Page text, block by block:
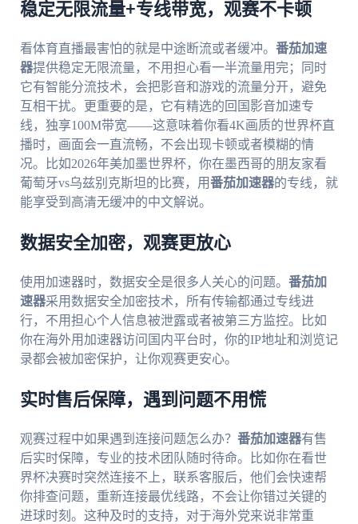
稳定无限流量+专线带宽，观赛不卡顿
看体育直播最害怕的就是中途断流或者缓冲。 番茄加速
器提供稳定无限流量，不用担心看一半流量用完；同时
它有智能分流技术，会把影音和游戏的流量分开，避免
互相干扰。更重要的是，它有精选的回国影音加速专
线，独享100M带宽——这意味着你看4K画质的世界杯直
播时，画面会一直流畅，不会出现卡顿或者模糊的情
况。比如2026年美加墨世界杯，你在墨西哥的朋友家看
葡萄牙vs乌兹别克斯坦的比赛，用番茄加速器的专线，就
能享受到高清无缓冲的中文解说。
数据安全加密，观赛更放心
使用加速器时，数据安全是很多人关心的问题。 番茄加
速器采用数据安全加密技术，所有传输都通过专线进
行，不用担心个人信息被泄露或者被第三方监控。比如
你在海外用加速器访问国内平台时，你的IP地址和浏览记
录都会被加密保护，让你观赛更安心。
实时售后保障，遇到问题不用慌
观赛过程中如果遇到连接问题怎么办？ 番茄加速器有售
后实时保障，专业的技术团队随时待命。比如你在看世
界杯决赛时突然连接不上，联系客服后，他们会快速帮
你排查问题，重新连接最优线路，不会让你错过关键的
进球时刻。这种及时的支持，对于海外党来说非常重